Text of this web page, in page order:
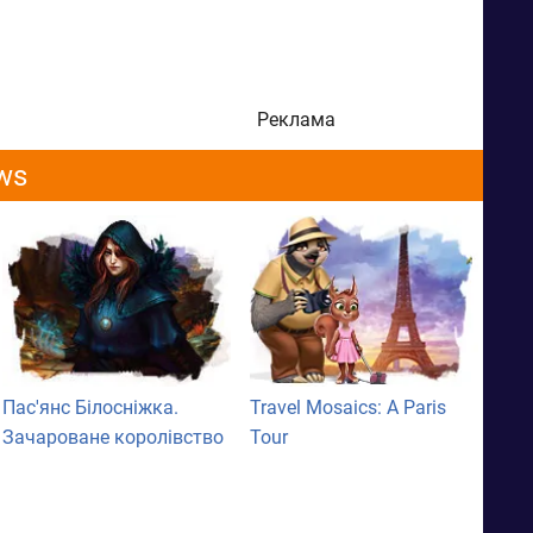
Реклама
Пас'янс Білосніжка.
Зачароване королівство
Travel Mosaics: A Paris
Tour